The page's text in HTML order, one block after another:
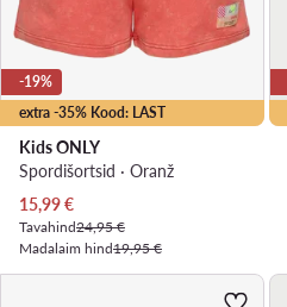
extra -35% Kood: LAST
-19%
Kids ONLY
Spordišortsid · Oranž
Praegune hind
15,99€
Tavahind24,95 €
Madalaim hind19,95 €